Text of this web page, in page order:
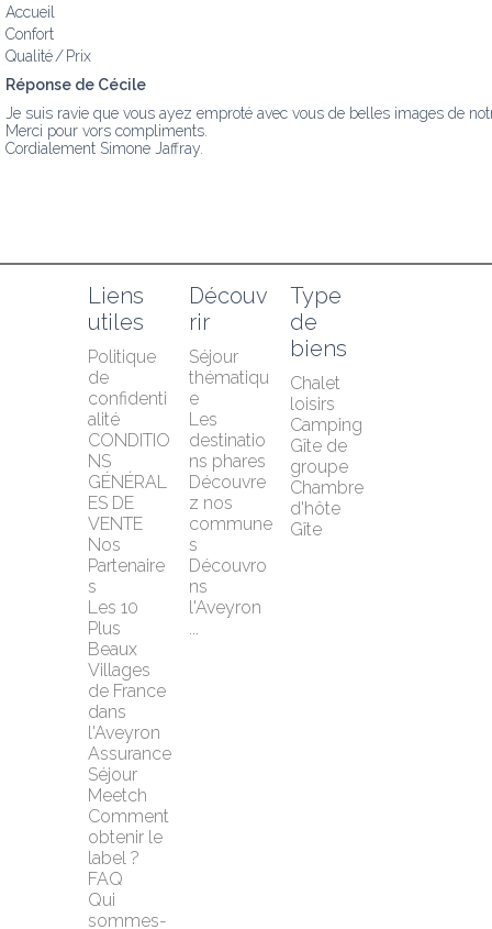
Accueil
Confort
Qualité / Prix
Réponse de Cécile
Je suis ravie que vous ayez emproté avec vous de belles images de
Merci pour vors compliments.
Cordialement Simone Jaffray.
Liens
utiles
Politique
de
confidenti
alité
CONDITIO
NS
GÉNÉRAL
ES DE
VENTE
Nos
Partenaire
s
Les 10
Plus
Beaux
Villages
de France
dans
l'Aveyron
Assurance
Séjour
Meetch
Comment
obtenir le
label ?
FAQ
Qui
sommes-
Découv
rir
Séjour
thématiqu
e
Les
destinatio
ns phares
Découvre
z nos
commune
s
Découvro
ns
l'Aveyron
...
Type
de
biens
Chalet
loisirs
Camping
Gîte de
groupe
Chambre
d'hôte
Gîte